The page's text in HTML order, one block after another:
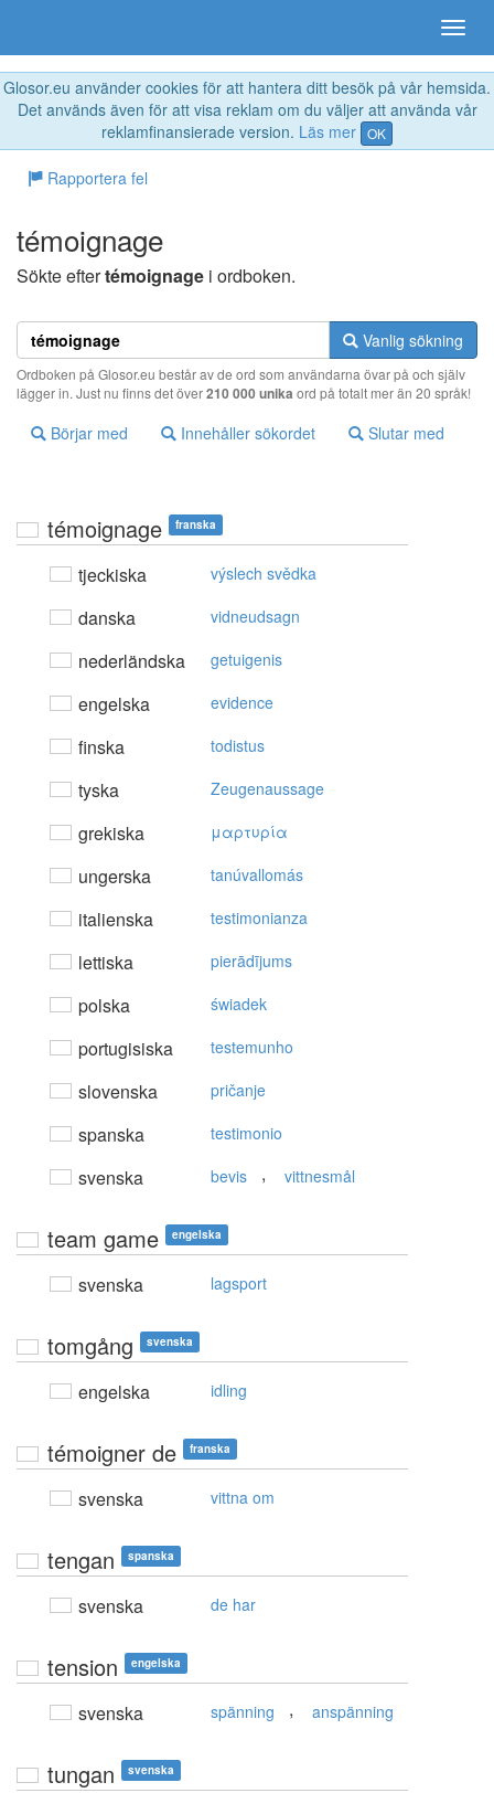
Glosor.eu använder cookies för att hantera ditt besök på vår hemsida.
Det används även för att visa reklam om du väljer att använda vår
reklamfinansierade version. Läs mer OK
Rapportera fel
témoignage
Sökte eftertémoignage i ordboken.
Vanlig sökning
Ordboken på Glosor.eu består av de ord som användarna övar på och själv
lägger in. Just nu finns det över210 000 unika ord på totalt mer än 20 språk!
Börjar med Innehåller sökordet Slutar med
témoignage franska
tjeckiska výslech svědka
danska vidneudsagn
nederländska getuigenis
engelska evidence
finska todistus
tyska Zeugenaussage
grekiska μαρτυρία
ungerska tanúvallomás
italienska testimonianza
lettiska pierādījums
polska świadek
portugisiska testemunho
slovenska pričanje
spanska testimonio
svenska bevis , vittnesmål
team game engelska
svenska lagsport
tomgång svenska
engelska idling
témoigner de franska
svenska vittna om
tengan spanska
svenska de har
tension engelska
svenska spänning , anspänning
tungan svenska